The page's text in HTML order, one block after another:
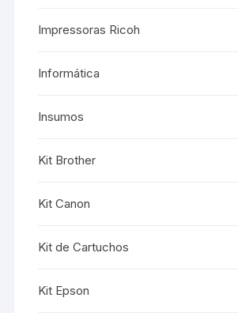
Impressoras Ricoh
Informática
Insumos
Kit Brother
Kit Canon
Kit de Cartuchos
Kit Epson